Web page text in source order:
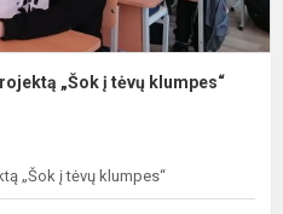
„Šok į tėvų klumpes“
„Šok į tėvų klumpes“